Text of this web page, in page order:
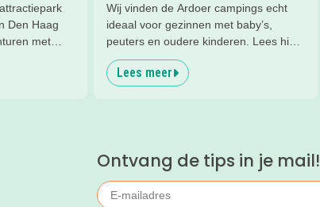
Den Haag
met
Even
lunch op
Wij vinden de Ardoer campings echt
ideaal voor gezinnen met baby’s,
peuters en oudere kinderen. Lees hier
waarom!
Lees meer
Ontvang de tips in je mail!